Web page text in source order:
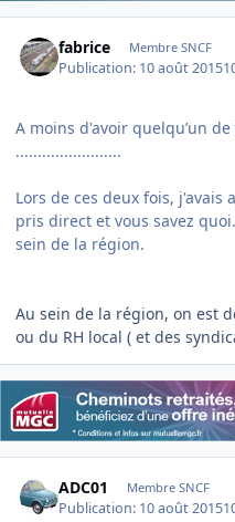
fabrice Membre SNCF
Publication: 10 août 2015
A moins d'avoir quelqu’un
........................
Lors de ces deux fois,
pris direct et vous savez
sein de la région.
Au sein de la région, on est
ou du RH local ( et des
ADC01 Membre SNCF
Publication: 10 août 2015